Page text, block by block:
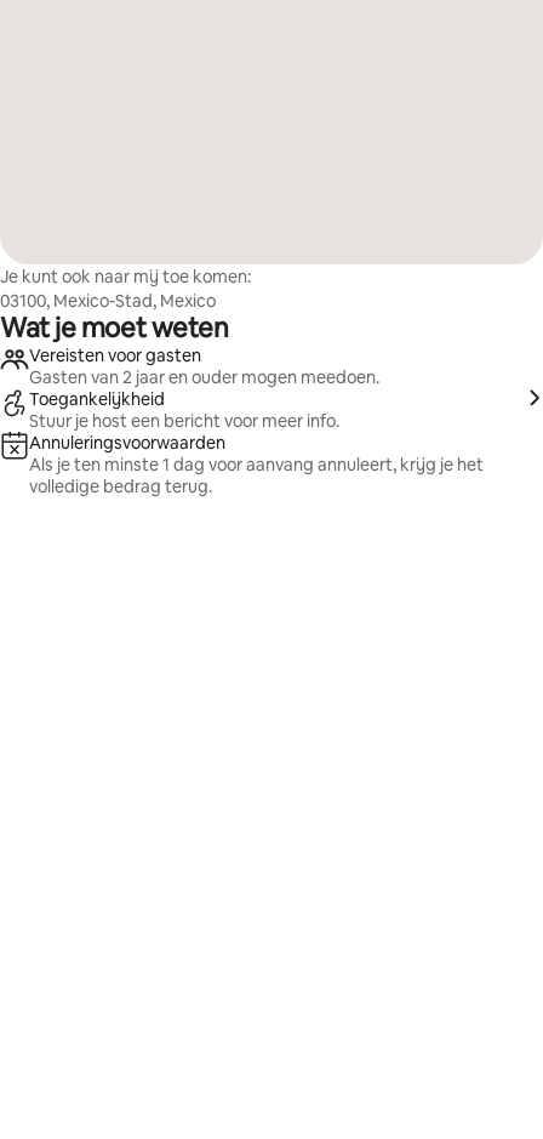
Je kunt ook naar mij toe komen:
03100, Mexico-Stad, Mexico
Wat je moet weten
Vereisten voor gasten
Gasten van 2 jaar en ouder mogen meedoen.
Toegankelijkheid
Stuur je host een bericht voor meer info.
Annuleringsvoorwaarden
Als je ten minste 1 dag voor aanvang annuleert, krijg je het
volledige bedrag terug.